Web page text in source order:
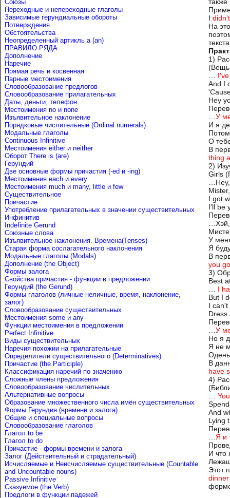
Союзы
Переходные и непереходные глаголы
Зависимые герундиальные обороты
Потверждения
Обстоятельства
Неопределенный артикль a (an)
ПРАВИЛО РЯДА
Дополнение
Наречие
Прямая речь и косвенная
Парные местоимения
Словообразование предлогов
Словообразование прилагательных
Даты, деньги, телефон
Местоимения no и none
Изъявительное наклонение
Порядковые числительные (Ordinal numerals)
Модальные глаголы
Continuous Infinitive
Местоимения either и neither
Оборот There is (are)
Герундий
Две основные формы причастия (-ed и -ing)
Местоимения each и every
Местоимения much и many, little и few
Существительное
Причастие
Употребление прилагательных в значении существительных
Инфинитив
Indefinite Gerund
Союзные слова
Изъявительное наклонения. Времена(Tenses)
Старая форма сослагательного наклонения
Модальные глаголы (Modals)
Дополнение (the Object)
Формы залога
Свойства причастия - функции в предложении
Герундий (the Gerund)
Формы глаголов (личные-неличные, время, наклонение,
залог)
Словообразование существительных
Местоимения some и any
Функции местоимения в предложении
Perfect Infinitive
Виды существительных
Наречия похожии на прилагательные
Определители существительного (Determinatives)
Причастие (the Participle)
Классификация наречий по значению
Сложные члены предложения
Словообразование числительных
Альтернативные вопросы
Образование множественного числа имён существительных
Формы Герундия (времени и залога)
Общие и специальные вопросы
Словообразование глаголов
Глагол to be
Глагол to do
Причастие - формы времени и залога
Залог (Действительный и страдательный)
Исчисляемые и Неисчисляемые существительные (Countable
and Uncountable nouns)
Passive Infinitive
Сказуемое (the Verb)
Предлоги в функции падежей
I
На
1)
And I
Hey
У
И я
О
В
thing
2)
Girls
I got
I'll be
У
Я
В
you
3)
Best
I
But I
I can't
У
Но я
Я не
В
have
4)
And
Lying
Я и
И что
Этот